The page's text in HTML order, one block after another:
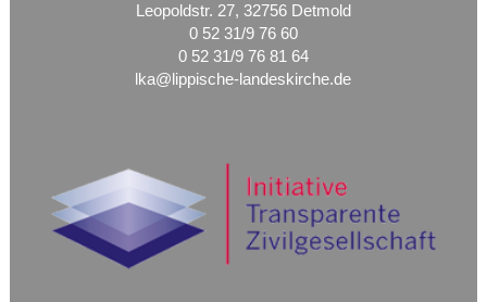
Leopoldstr. 27, 32756 Detmold
0 52 31/9 76 60
0 52 31/9 76 81 64
lka@lippische-landeskirche.de